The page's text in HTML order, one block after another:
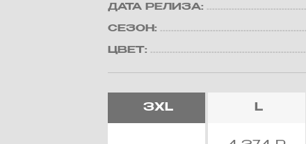
ДАТА РЕЛИЗА:
СЕЗОН:
ЦВЕТ:
3XL L